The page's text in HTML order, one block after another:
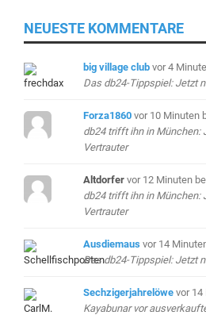
NEUESTE KOMMENTARE
big village club vor 4
Das db24-Tippspiel: Jetzt
Forza1860 vor 10 Minuten
db24 trifft ihn in München:
Vertrauter
Altdorfer vor 12 Minuten
db24 trifft ihn in München:
Vertrauter
Ausdiemaus vor 14
Das db24-Tippspiel: Jetzt
Sechzigerjahrelöwe vor 14
Kayabunar vor